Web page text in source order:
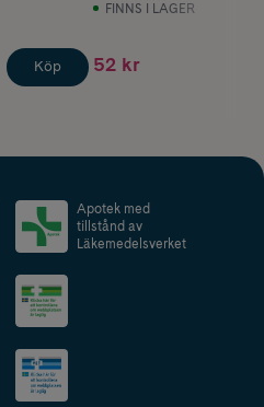
Köp
FINNS I LAGER
52 kr
Apotek med
tillstånd av
Läkemedelsverket